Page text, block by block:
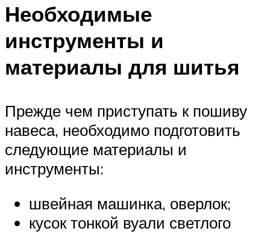
Необходимые
инструменты и
материалы для шитья
Прежде чем приступать к пошиву
навеса, необходимо подготовить
следующие материалы и
инструменты:
швейная машинка, оверлок;
кусок тонкой вуали светлого